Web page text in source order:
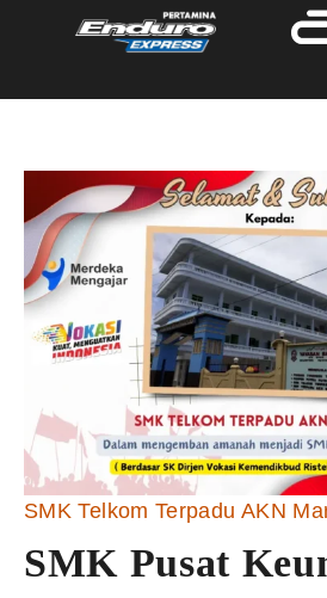
SMK Telkom Terpadu AKN
SMK Pusat